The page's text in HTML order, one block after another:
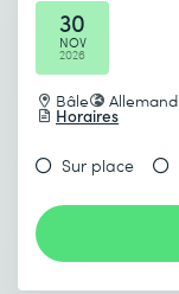
30
NOV
2026
Bâle Allemand
Horaires
Sur place